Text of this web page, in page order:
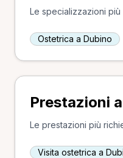
Le specializzazioni
Ostetrica a Dubino
Prestazioni
Le prestazioni più
Visita ostetrica a